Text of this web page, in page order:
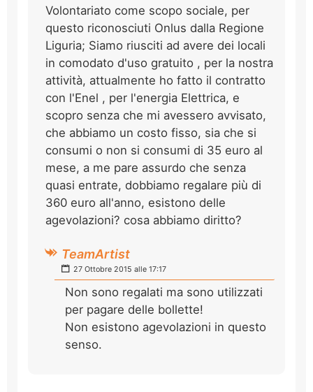
Volontariato come scopo sociale, per
questo riconosciuti Onlus dalla Regione
Liguria; Siamo riusciti ad avere dei locali
in comodato d'uso gratuito , per la nostra
attività, attualmente ho fatto il contratto
con l'Enel , per l'energia Elettrica, e
scopro senza che mi avessero avvisato,
che abbiamo un costo fisso, sia che si
consumi o non si consumi di 35 euro al
mese, a me pare assurdo che senza
quasi entrate, dobbiamo regalare più di
360 euro all'anno, esistono delle
agevolazioni? cosa abbiamo diritto?
TeamArtist
27 Ottobre 2015 alle 17:17
Non sono regalati ma sono utilizzati
per pagare delle bollette!
Non esistono agevolazioni in questo
senso.